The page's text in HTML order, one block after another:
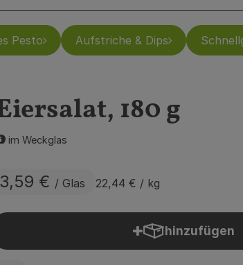
Pesto Aufstriche & Dips
180 g
im Weckglas
3,59 € / Glas 22,44 € / kg
zu Favouriten hinzufügen
hinzufügen
Produkt